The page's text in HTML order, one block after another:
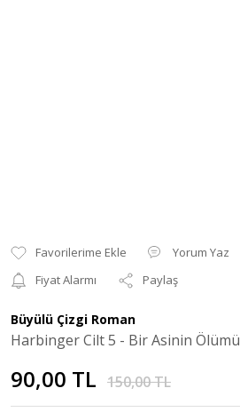
Yorum Yaz
Fiyat Alarmı
Paylaş
Büyülü Çizgi Roman
Harbinger Cilt 5 - Bir Asinin Ölümü
90,00 TL 150,00 TL